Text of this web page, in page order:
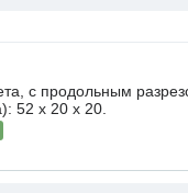
с продольным
52 x 20 х 20.